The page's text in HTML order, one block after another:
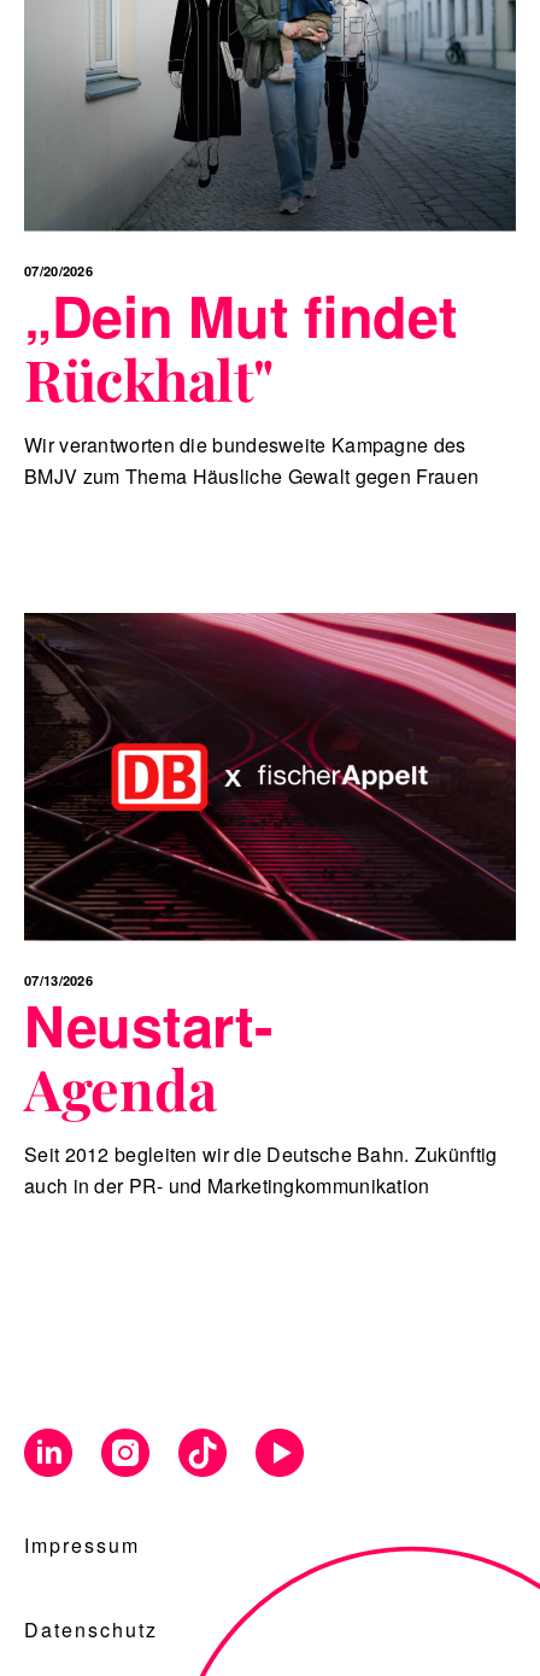
07/20/2026
„Dein Mut findet
Rückhalt"
Wir verantworten die bundesweite Kampagne des
BMJV zum Thema Häusliche Gewalt gegen Frauen
07/13/2026
Neustart-
Agenda
Seit 2012 begleiten wir die Deutsche Bahn. Zukünftig
auch in der PR- und Marketingkommunikation
Impressum
Datenschutz